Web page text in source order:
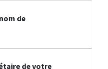
de
de votre